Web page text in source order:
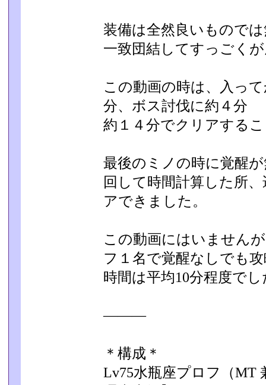
装備は全然良いもので
一致団結してすっごく
この動画の時は、入っ
分、ボス討伐に約４分
約１４分でクリアする
最後のミノの時に覚醒
回して時間計算した所
アできました。
この動画にはいません
フ１名で覚醒なしでも
時間は平均10分程度でし
―――
＊構成＊
Lv75水瓶座プロフ（